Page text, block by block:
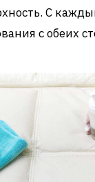
С
с обеих